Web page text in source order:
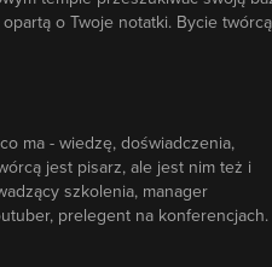
o Twoje notatki. Bycie twórcą
ma - wiedzę, doświadczenia,
jest pisarz, ale jest nim też i
szkolenia, manager
prelegent na konferencjach.